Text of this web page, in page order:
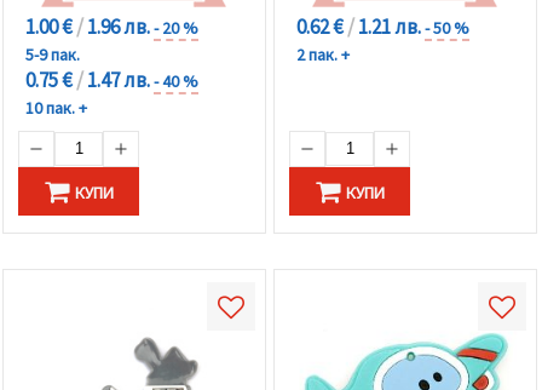
1.00 €/1.96 лв.- 20 %
5-9 пак.
0.75 €/1.47 лв.- 40 %
10 пак. +
КУПИ
0.62 €/1.21 лв.- 50 %
2 пак. +
КУПИ